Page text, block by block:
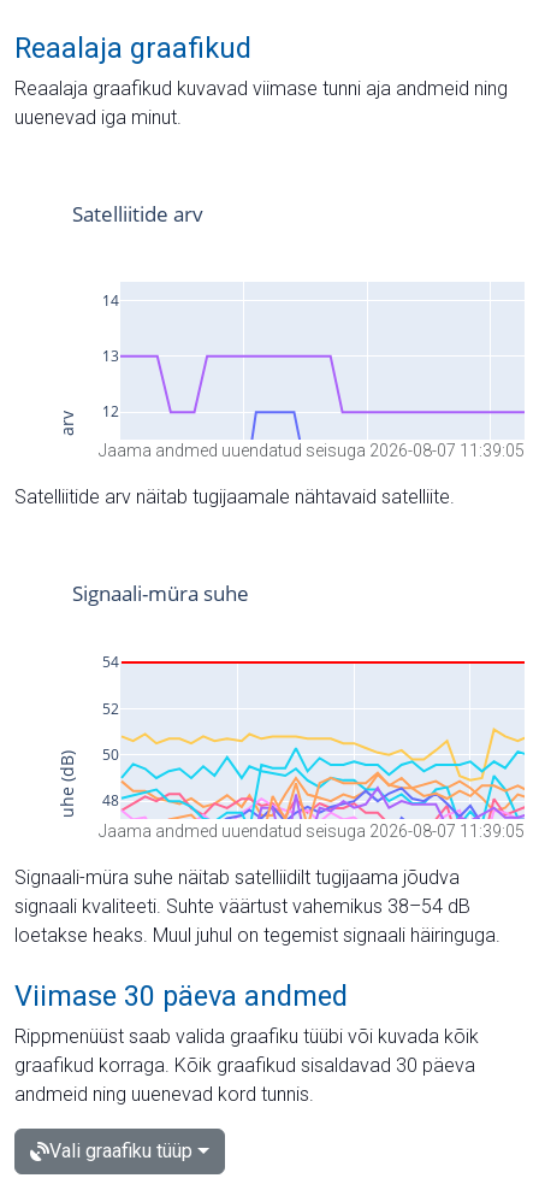
Reaalaja graafikud
Reaalaja graafikud kuvavad viimase tunni aja andmeid ning
uuenevad iga minut.
Jaama andmed uuendatud seisuga 2026-08-07 11:39:05
Satelliitide arv näitab tugijaamale nähtavaid satelliite.
Jaama andmed uuendatud seisuga 2026-08-07 11:39:05
Signaali-müra suhe näitab satelliidilt tugijaama jõudva
signaali kvaliteeti. Suhte väärtust vahemikus 38–54 dB
loetakse heaks. Muul juhul on tegemist signaali häiringuga.
Viimase 30 päeva andmed
Rippmenüüst saab valida graafiku tüübi või kuvada kõik
graafikud korraga. Kõik graafikud sisaldavad 30 päeva
andmeid ning uuenevad kord tunnis.
Vali graafiku tüüp